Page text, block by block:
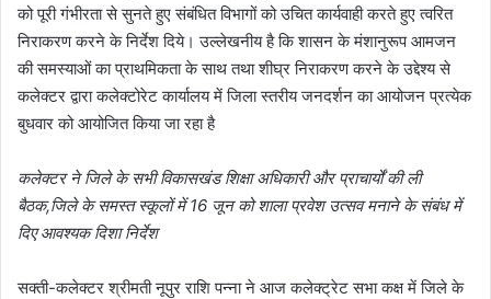
को पूरी गंभीरता से सुनते हुए संबंधित विभागों को उचित कार्यवाही करते हुए त्वरित
निराकरण करने के निर्देश दिये। उल्लेखनीय है कि शासन के मंशानुरूप आमजन
की समस्याओं का प्राथमिकता के साथ तथा शीघ्र निराकरण करने के उद्देश्य से
कलेक्टर द्वारा कलेक्टोरेट कार्यालय में जिला स्तरीय जनदर्शन का आयोजन प्रत्येक
बुधवार को आयोजित किया जा रहा है
कलेक्टर ने जिले के सभी विकासखंड शिक्षा अधिकारी और प्राचार्यों की ली
बैठक,जिले के समस्त स्कूलों में 16 जून को शाला प्रवेश उत्सव मनाने के संबंध में
दिए आवश्यक दिशा निर्देश
सक्ती-कलेक्टर श्रीमती नूपुर राशि पन्ना ने आज कलेक्ट्रेट सभा कक्ष में जिले के